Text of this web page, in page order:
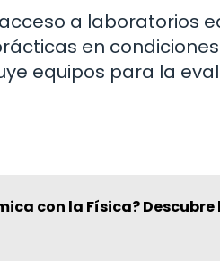
a laboratorios
en
equipos para la
con la Física?